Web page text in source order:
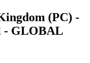
(PC) -
- GLOBAL